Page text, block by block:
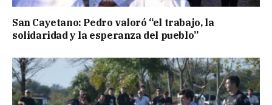
San Cayetano: Pedro valoró “el trabajo, la
solidaridad y la esperanza del pueblo”